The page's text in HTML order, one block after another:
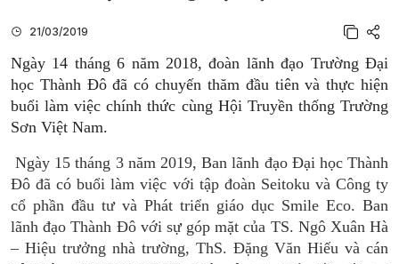
21/03/2019
Ngày 14 tháng 6 năm 2018, đoàn lãnh đạo Trường Đại
học Thành Đô đã có chuyến thăm đầu tiên và thực hiện
buổi làm việc chính thức cùng Hội Truyền thống Trường
Sơn Việt Nam.
Ngày 15 tháng 3 năm 2019, Ban lãnh đạo Đại học Thành
Đô đã có buổi làm việc với tập đoàn Seitoku và Công ty
cổ phần đầu tư và Phát triển giáo dục Smile Eco. Ban
lãnh đạo Thành Đô với sự góp mặt của TS. Ngô Xuân Hà
– Hiệu trưởng nhà trường, ThS. Đặng Văn Hiếu và cán